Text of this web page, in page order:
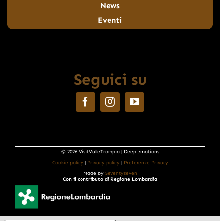
News
Eventi
Seguici su
© 2026 VisitValleTrompia | Deep emotions
Cookie policy | Privacy policy | Preferenze Privacy
Made by Seventyseven
Con il contributo di Regione Lombardia